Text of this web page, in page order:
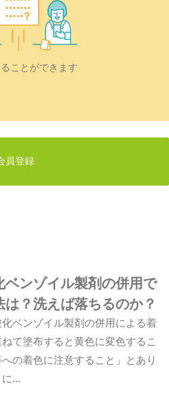
ことができます
員登録
ベンゾイル製剤の併用で
？洗えば落ちるのか？
化ベンゾイル製剤の併用による着
て塗布すると黄色に変色するこ
の着色に注意すること」とあり
...